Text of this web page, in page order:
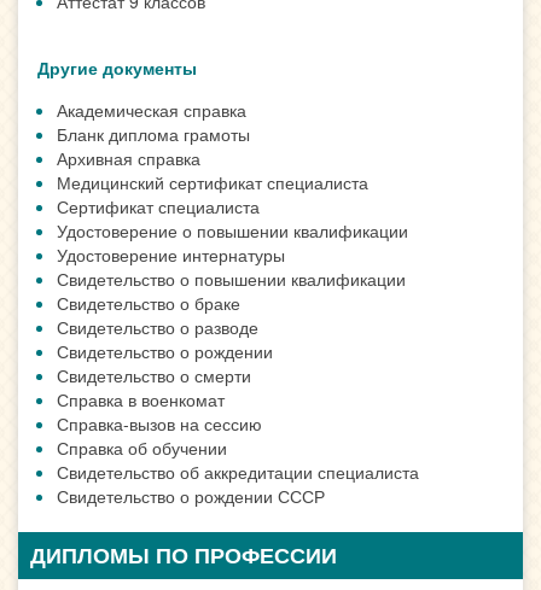
Другие документы
Академическая справка
Бланк диплома грамоты
Архивная справка
Медицинский сертификат специалиста
Сертификат специалиста
Удостоверение о повышении квалификации
Удостоверение интернатуры
Свидетельство о повышении квалификации
Свидетельство о браке
Свидетельство о разводе
Свидетельство о рождении
Свидетельство о смерти
Справка в военкомат
Справка-вызов на сессию
Справка об обучении
Свидетельство об аккредитации специалиста
Свидетельство о рождении СССР
ДИПЛОМЫ ПО ПРОФЕССИИ